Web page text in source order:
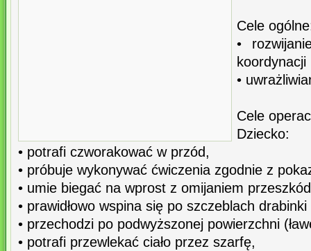
Cele
•
•
Cele
Dziecko:
• potrafi czworakować w przód,
• próbuje wykonywać ćwiczenia zgodnie z
• umie biegać na wprost z omijaniem
• prawidłowo wspina się po szczeblach
• przechodzi po podwyższonej powierzchni
• potrafi przewlekać ciało przez szarfę,